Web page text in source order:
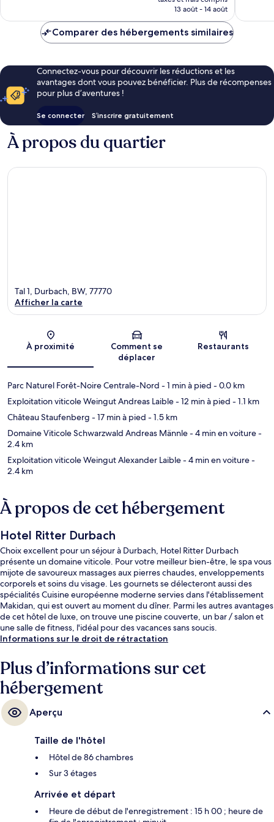
prix
de
13 août - 14 août
Comparer des hébergements similaires
Connectez-vous pour découvrir les réductions et les
avantages dont vous pouvez bénéficier. Plus de récompenses
pour plus d’aventures !
Se connecter S’inscrire gratuitement
À propos du quartier
Carte
Tal 1, Durbach, BW, 77770
Afficher la carte
À proximité
Comment se
déplacer
Restaurants
Parc Naturel Forêt-Noire Centrale-Nord - 1 min à pied - 0.0 km
Exploitation viticole Weingut Andreas Laible- 12 min à pied - 1.1 km
Château Staufenberg - 17 min à pied - 1.5 km
Domaine Viticole Schwarzwald Andreas Männle- 4 min en voiture-
2.4 km
Exploitation viticole Weingut Alexander Laible- 4 min en voiture-
2.4 km
À propos de cet hébergement
Hotel Ritter Durbach
Choix excellent pour un séjour à Durbach, Hotel Ritter Durbach
présente un domaine viticole. Pour votre meilleur bien-être, le spa vous
mijote de savoureux massages aux pierres chaudes, enveloppements
corporels et soins du visage. Les gournets se délecteront aussi des
spécialités Cuisine européenne moderne servies dans l'établissement
Makidan, qui est ouvert au moment du dîner. Parmi les autres avantages
de cet hôtel de luxe, on trouve une piscine couverte, un bar / salon et
une salle de fitness, l'idéal pour des vacances sans soucis.
Informations sur le droit de rétractation
Plus d’informations sur cet
hébergement
Aperçu
Taille de l'hôtel
Hôtel de 86 chambres
Sur 3 étages
Arrivée et départ
Heure de début de l'enregistrement : 15 h 00 ; heure de